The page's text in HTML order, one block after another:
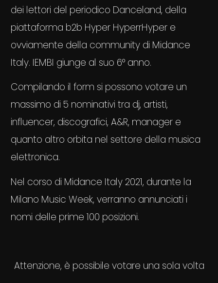
dei lettori del periodico Danceland, della
piattaforma b2b Hyper HyperrHyper e
ovviamente della community di Midance
Italy. IEMBI giunge al suo 6° anno.
Compilando il form si possono votare un
massimo di 5 nominativi tra dj, artisti,
influencer, discografici, A&R, manager e
quanto altro orbita nel settore della musica
elettronica.
Nel corso di Midance Italy 2021, durante la
Milano Music Week, verranno annunciati i
nomi delle prime 100 posizioni.
Attenzione, è possibile votare una sola volta